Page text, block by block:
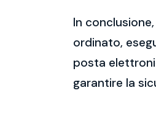
In
ordinato,
posta
garantire la